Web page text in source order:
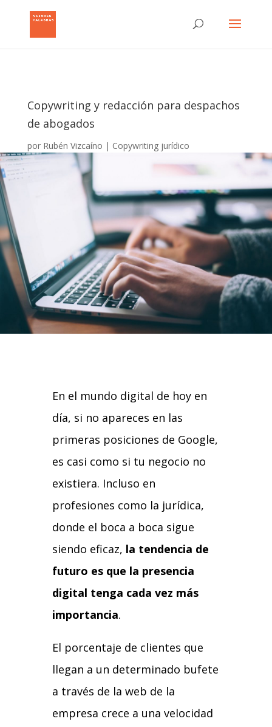
Copywriting y redacción para despachos
de abogados
por Rubén Vizcaíno Copywriting jurídico
En el mundo digital de hoy en
día, si no apareces en las
primeras posiciones de Google,
es casi como si tu negocio no
existiera. Incluso en
profesiones como la jurídica,
donde el boca a boca sigue
siendo eficaz, la tendencia de
futuro es que la presencia
digital tenga cada vez más
importancia.
El porcentaje de clientes que
llegan a un determinado bufete
a través de la web de la
empresa crece a una velocidad